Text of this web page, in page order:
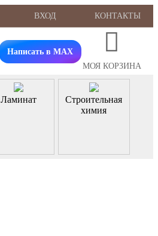
ВХОД КОНТАКТЫ
Написать в MAX
МОЯ КОРЗИНА
Ламинат
Строительная
химия